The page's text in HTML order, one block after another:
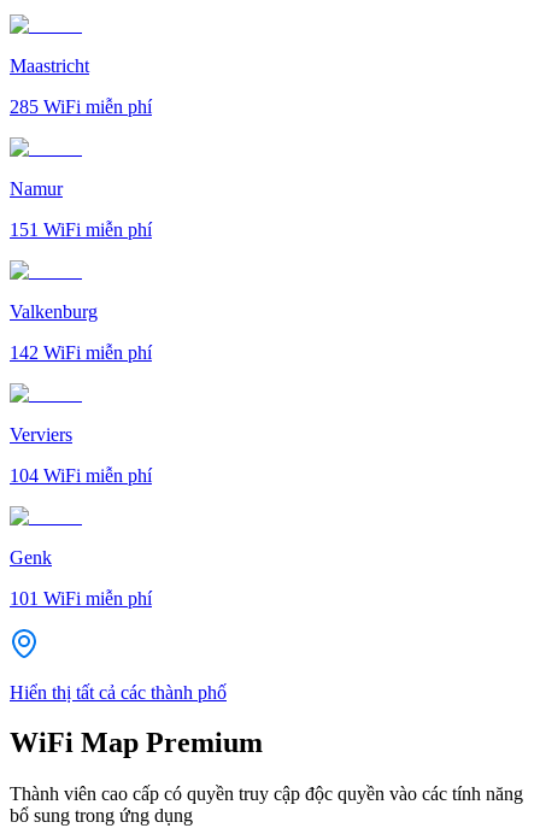
Maastricht
285 WiFi miễn phí
Namur
151 WiFi miễn phí
Valkenburg
142 WiFi miễn phí
Verviers
104 WiFi miễn phí
Genk
101 WiFi miễn phí
Hiển thị tất cả các thành phố
WiFi Map Premium
Thành viên cao cấp có quyền truy cập độc quyền vào các tính năng
bổ sung trong ứng dụng